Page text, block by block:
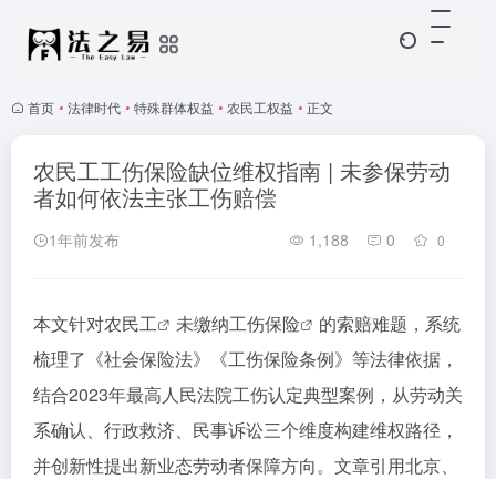
首页 • 法律时代 • 特殊群体权益 • 农民工权益 • 正文
农民工工伤保险缺位维权指南 | 未参保劳动
者如何依法主张工伤赔偿
1年前发布 1,188 0 0
本文针对农民工 未缴纳工伤保险
的索赔难题，系统
梳理了《社会保险法》《工伤保险条例》等法律依据，
结合2023年最高人民法院工伤认定典型案例，从劳动关
系确认、行政救济、民事诉讼三个维度构建维权路径，
并创新性提出新业态劳动者保障方向。文章引用北京、